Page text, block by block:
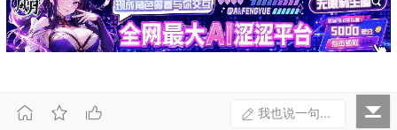
我也说一句...
  